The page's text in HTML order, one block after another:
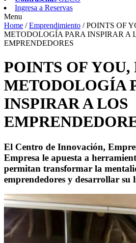
Ingresa a Reservas
Menu
Home /Emprendimiento /POINTS OF
METODOLOGÍA PARA INSPIRAR A
EMPRENDEDORES
POINTS OF YOU,
METODOLOGÍA
INSPIRAR A LOS
El Centro de Innovación,
Empresa le apuesta a
permitan transformar la
emprendedores y desarrollar su